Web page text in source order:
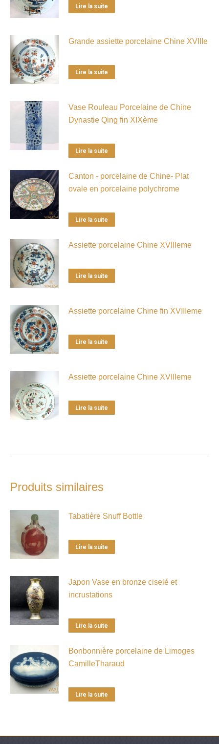
Lire la suite
Grande assiette porcelaine Chine XVIIIe
Lire la suite
Vase Rouleau Porcelaine de Chine
Dynastie Qing fin XIXème
Lire la suite
Canton - porcelaine de Chine- Plat
ovale en porcelaine polychrome
Lire la suite
Assiette porcelaine Chine XVIIIeme
Lire la suite
Assiette porcelaine Chine fin XVIIIeme
Lire la suite
Assiette porcelaine Chine XVIIIeme
Lire la suite
Produits similaires
Tabatière Snuff Bottle
Lire la suite
Japon Vase en bronze ciselé et
incrustations
Lire la suite
Bonbonnière porcelaine de Limoges
CamilleTharaud
Lire la suite